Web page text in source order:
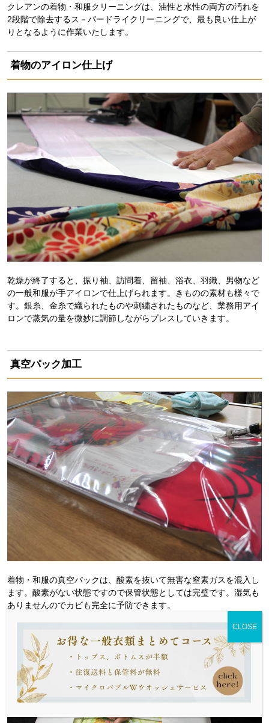
クレアンの着物・和服クリーニングは、油性と水性の両方の汚れを
2段階で除去するス－パードライクリーニングで、最も良い仕上が
りとなるように作業いたします。
着物のアイロン仕上げ
乾燥が終了すると、振り袖、訪問着、留袖、浴衣、羽織、男物など
の一般和服が手アイロンで仕上げられます。きものの素材も様々で
す。銀糸、金糸で織られたものや刺繍されたものなど、業務用アイ
ロンで蒸気の量を微妙に調節しながらプレスしていきます。
真空パック加工
着物・和服の真空パックは、酸素を抜いて無害な窒素ガスを混入し
ます。酸素がない状態ですので保管状態としては完璧です。湿気も
ありませんのでカビも完全に予防できます。
着物の包装・発送